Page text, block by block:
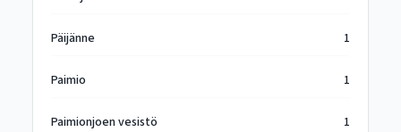
Päijänne 1
Paimio 1
Paimionjoen vesistö 1